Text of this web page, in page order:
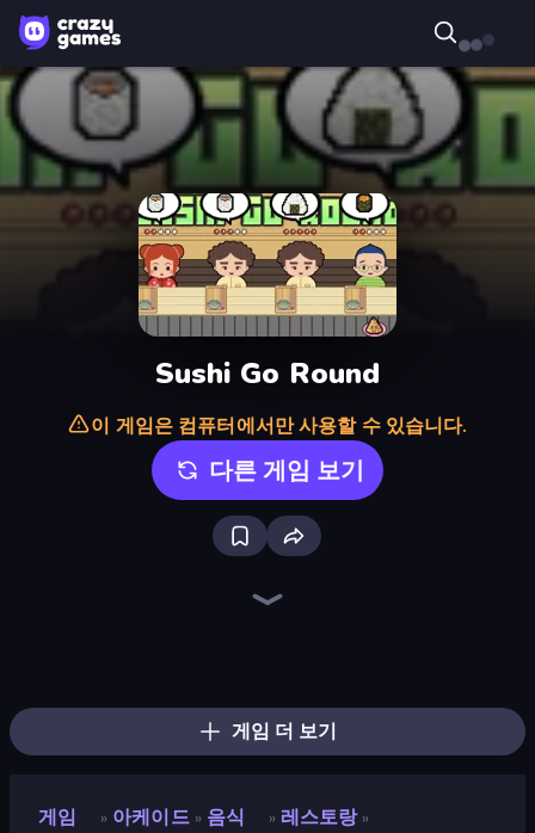
Sushi Go Round
이 게임은 컴퓨터에서만 사용할 수 있습니다.
다른 게임 보기
게임 더 보기
게임 » 아케이드 » 음식 » 레스토랑 »